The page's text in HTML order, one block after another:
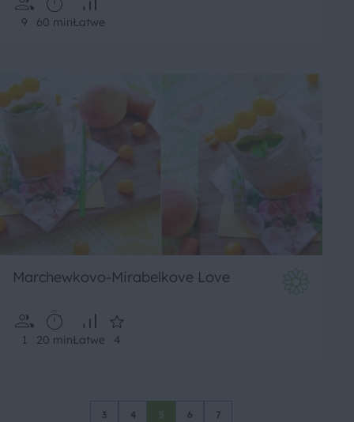
9 60 minŁatwe
Marchewkovo-Mirabelkove Love
1 20 minŁatwe 4
3 4 5 6 7